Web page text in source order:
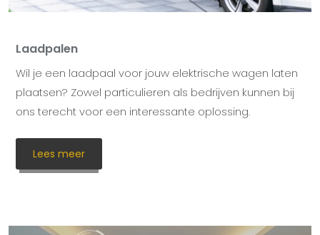
Laadpalen
Wil je een laadpaal voor jouw elektrische wagen laten
plaatsen? Zowel particulieren als bedrijven kunnen bij
ons terecht voor een interessante oplossing.
Lees meer